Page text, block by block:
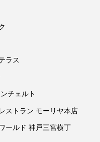
ラス
チェルト
ストラン モーリヤ本店
ールド 神戸三宮横丁